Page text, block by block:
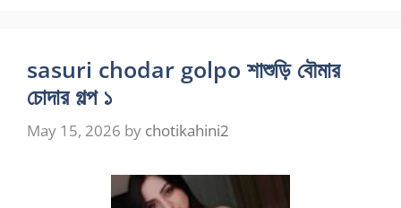
sasuri chodar golpo শাশুড়ি বৌমার
চোদার গল্প ১
May 15, 2026 by chotikahini2